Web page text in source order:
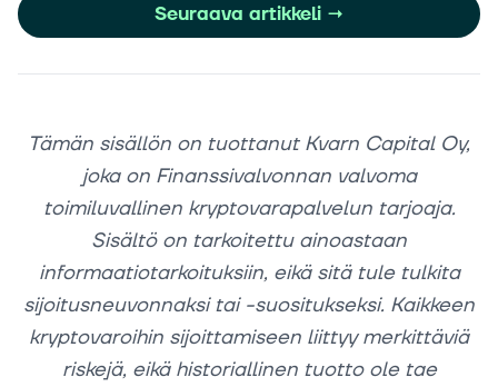
Seuraava artikkeli →
Tämän sisällön on tuottanut Kvarn Capital Oy,
joka on Finanssivalvonnan valvoma
toimiluvallinen kryptovarapalvelun tarjoaja.
Sisältö on tarkoitettu ainoastaan
informaatiotarkoituksiin, eikä sitä tule tulkita
sijoitusneuvonnaksi tai -suositukseksi. Kaikkeen
kryptovaroihin sijoittamiseen liittyy merkittäviä
riskejä, eikä historiallinen tuotto ole tae